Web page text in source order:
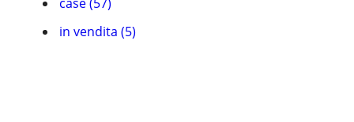
in vendita (5)